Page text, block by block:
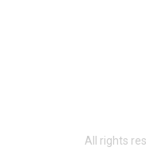
All rights